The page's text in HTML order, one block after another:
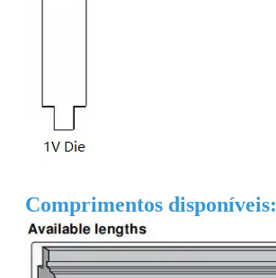
Comprimentos disponíveis: